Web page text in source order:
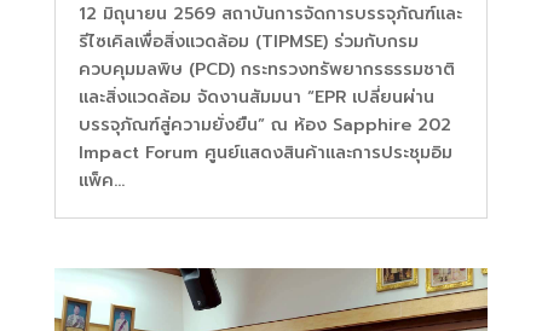
12 มิถุนายน 2569 สถาบันการจัดการบรรจุภัณฑ์และ
รีไซเคิลเพื่อสิ่งแวดล้อม (TIPMSE) ร่วมกับกรม
ควบคุมมลพิษ (PCD) กระทรวงทรัพยากรธรรมชาติ
และสิ่งแวดล้อม จัดงานสัมมนา “EPR เปลี่ยนผ่าน
บรรจุภัณฑ์สู่ความยั่งยืน” ณ ห้อง Sapphire 202
Impact Forum ศูนย์แสดงสินค้าและการประชุมอิม
แพ็ค...